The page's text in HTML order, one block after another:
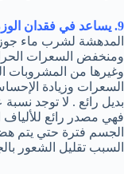
9. يساعد في فقدان الوزن :
المدهشة لشرب ماء
ومنخفض السعرات
وغيرها من المشروبات
السعرات وزيادة
بديل رائع . لا توجد
فهي مصدر رائع للألياف
الجسم فترة حتي يتم
السبب تقليل الشعور